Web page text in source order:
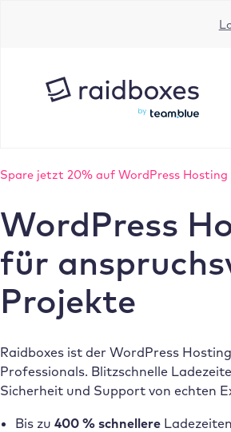
Spare jetzt 20% auf WordPress Hosting
WordPress
für
Projekte
Raidboxes ist der WordPress
Professionals. Blitzschnelle
Sicherheit und Support von echten
Bis zu 400 % schnellereLadezeiten